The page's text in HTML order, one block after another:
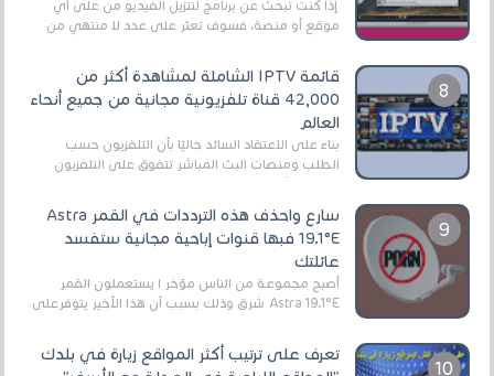
إذا كنت تبحث عن برنامج لتنزيل الفيديو من على أي
موقع أو منصة، فسوف تعثر على عدد لا منتهي من
قائمة IPTV الشاملة لمشاهدة أكثر من
42,000 قناة تلفزيونية مجانية من جميع أنحاء
العالم
بناءً على الاعتقاد السائد حاليًا بأن التلفزيون حسب
الطلب ومنصات البث المباشر تتفوق على التلفزيون
سارع واحذف هذه الترددات في القمر Astra
19.1°E فبها قنوات إباحية مجانية ستفسد
عائلتك
أصبح مجموعة من الناس مؤخر ا يستعملون القمر
Astra 19.1°E شرق وذلك بسبب أن هذا الأخير يتوفرعلى
تعرف على ترتيب أكثر المواقع زيارة في بلدك